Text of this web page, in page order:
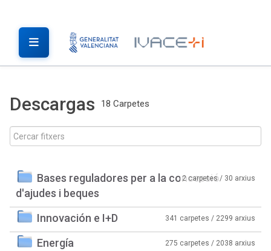
Descargas 18 Carpetes
Bases reguladores per a la concessió
d'ajudes i beques
2 carpetes / 30 arxius
Innovación e I+D 341 carpetes / 2299 arxius
Energía 275 carpetes / 2038 arxius